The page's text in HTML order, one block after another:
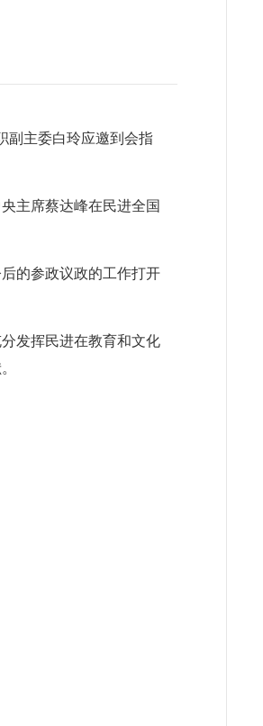
副主委白玲应邀到会指
主席蔡达峰在民进全国
的参政议政的工作打开
发挥民进在教育和文化